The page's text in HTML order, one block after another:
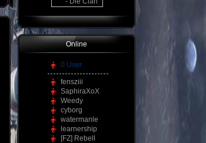
Online
0 User
fensziii
SaphiraXoX
Weedy
cyborg
watermanle
learnership
[FZ] Rebell